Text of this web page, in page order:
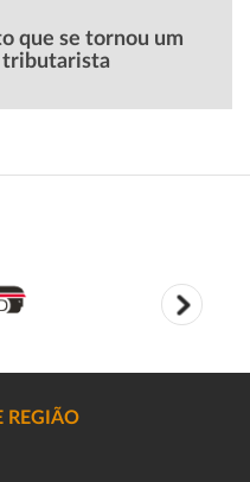
que se tornou um
tributarista
REGIÃO